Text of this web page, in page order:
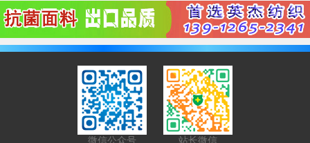
微信公众号 站长微信